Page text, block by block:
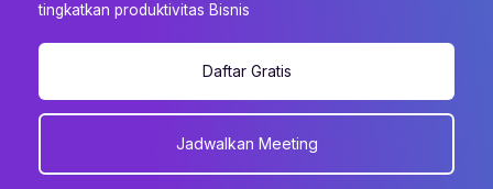
tingkatkan produktivitas Bisnis
Daftar Gratis
Jadwalkan Meeting